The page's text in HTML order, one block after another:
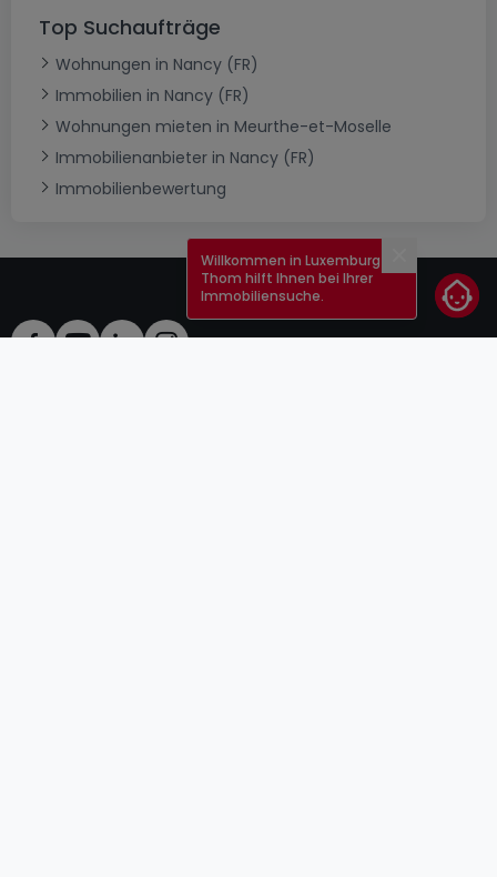
Top Suchaufträge
Wohnungen in Nancy (FR)
Immobilien in Nancy (FR)
Wohnungen mieten in Meurthe-et-Moselle
Immobilienanbieter in Nancy (FR)
Immobilienbewertung
Schließen
Willkommen in Luxemburg!
Thom hilft Ihnen bei Ihrer
Immobiliensuche.